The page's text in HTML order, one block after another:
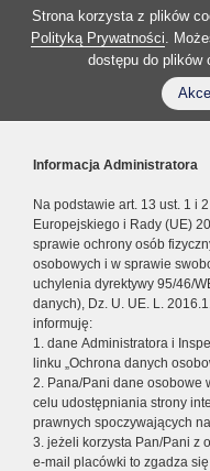
Strona korzysta z plików
Polityką Prywatności.
dostępu do plików
Informacja Administratora
Na podstawie art. 13 ust. 1 i
Europejskiego i Rady (UE)
sprawie ochrony osób
osobowych i w sprawie
uchylenia dyrektywy 95/46/
danych), Dz. U. UE. L.
informuję:
1. dane Administratora i
linku „Ochrona danych
2. Pana/Pani dane osobowe
celu udostępniania strony
prawnych spoczywających
3. jeżeli korzysta Pan/Pani z
e-mail placówki to zgadza